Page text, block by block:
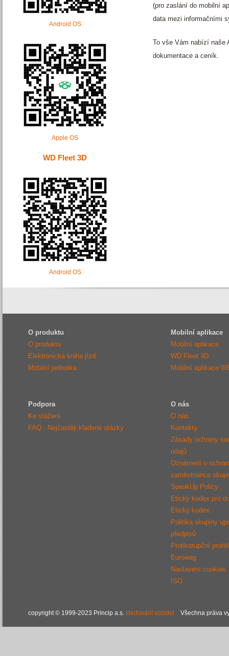
Android OS
Apple OS
WD Fleet 3D
Android OS
(pro zaslání do mobilní
data mezi informačními
To vše Vám nabízí
dokumentace a ceník.
O produktu
O produktu
Elektronická kniha jízd
Mobilní jednotka
Mobilní aplikace
Mobilní aplikace
WD Fleet 3D
Mobilní aplikace
Podpora
Ke stažení
FAQ - Nejčastěji kladené otázky
O nás
O nás
Kontakty
Zásady ochrany
údajů
Oznámení o
zaměstnance
SpeakUp Policy
Etický kodex pro
Etický kodex
Politika skupiny
předpisů
Protikorupční
Eurowag
Nastavení cookies
ISO
copyright © 1999-2023 Princip a.s. sledování vozidel Všechna práva